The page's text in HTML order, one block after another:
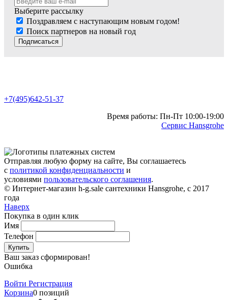
Выберите рассылку
Поздравляем с наступающим новым годом!
Поиск партнеров на новый год
Подписаться
+7(495)642-51-37
Время работы: Пн-Пт 10:00-19:00
Сервис Hansgrohe
Отправляя любую форму на сайте, Вы соглашаетесь
с политикой конфиденциальности и
условиями пользовательского соглашения.
© Интернет-магазин h-g.sale сантехники Hansgrohe, с 2017
года
Наверх
Покупка в один клик
Имя
Телефон
Купить
Ваш заказ сформирован!
Ошибка
Войти Регистрация
Корзина0 позиций